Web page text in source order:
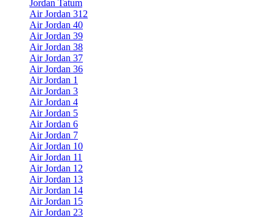
Jordan Tatum
Air Jordan 312
Air Jordan 40
Air Jordan 39
Air Jordan 38
Air Jordan 37
Air Jordan 36
Air Jordan 1
Air Jordan 3
Air Jordan 4
Air Jordan 5
Air Jordan 6
Air Jordan 7
Air Jordan 10
Air Jordan 11
Air Jordan 12
Air Jordan 13
Air Jordan 14
Air Jordan 15
Air Jordan 23